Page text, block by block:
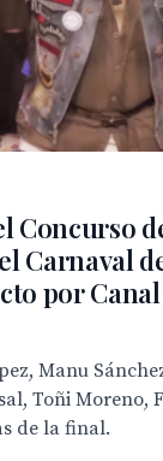
Concurso
Carnaval
por Canal
Manu
Toñi Moreno,
de la final.